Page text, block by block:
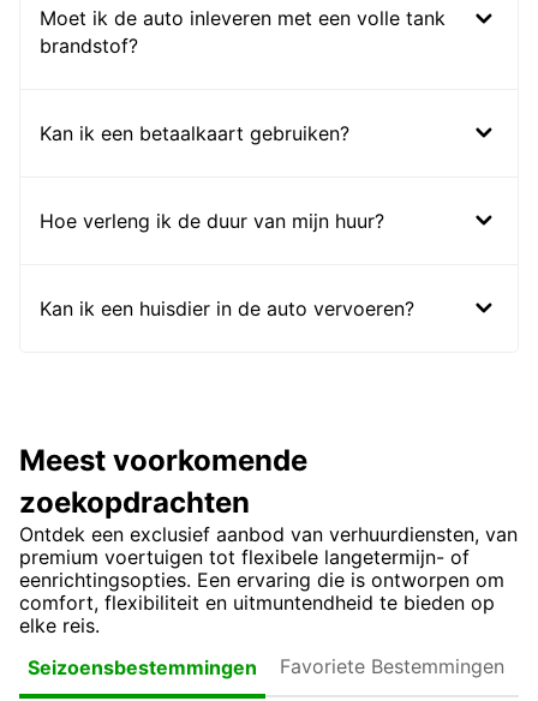
Moet ik de auto inleveren met een volle tank
brandstof?
Kan ik een betaalkaart gebruiken?
Hoe verleng ik de duur van mijn huur?
Kan ik een huisdier in de auto vervoeren?
Meest voorkomende
zoekopdrachten
Ontdek een exclusief aanbod van verhuurdiensten, van
premium voertuigen tot flexibele langetermijn- of
eenrichtingsopties. Een ervaring die is ontworpen om
comfort, flexibiliteit en uitmuntendheid te bieden op
elke reis.
Seizoensbestemmingen
Bestemmingen